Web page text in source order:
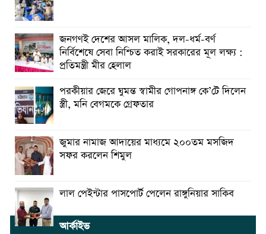
জনগণই দেশের আসল মালিক, দল-ধর্ম-বর্ণ
নির্বিশেষে সেবা নিশ্চিত করাই সরকারের মূল লক্ষ্য :
প্রতিমন্ত্রী মীর হেলাল
পরকীয়ার জেরে ঘুমন্ত স্বামীর গোপনাঙ্গ কে’টে দিলেন
স্ত্রী, মনি বেগমকে গ্রেফতার
জুমার নামাজ আদায়ের মাধ্যমে ২০০তম মসজিদ
সফর করলেন শিমুল
লাল পেইন্টার পাসপোর্ট পেলেন রাঙ্গুনিয়ার সাকিব
আর্কাইভ